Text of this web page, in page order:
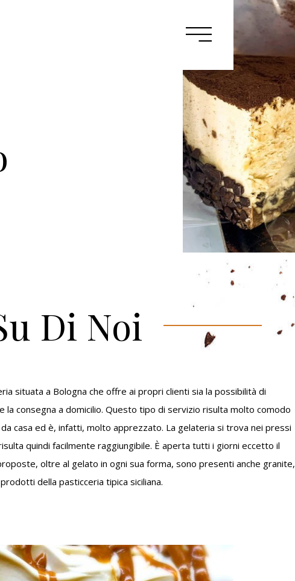
Di Noi
situata a Bologna che offre ai propri clienti sia la possibilità di
la consegna a domicilio. Questo tipo di servizio risulta molto comodo
casa ed è, infatti, molto apprezzato. La gelateria si trova nei pressi
quindi facilmente raggiungibile. È aperta tutti i giorni eccetto il
oltre al gelato in ogni sua forma, sono presenti anche granite,
della pasticceria tipica siciliana.